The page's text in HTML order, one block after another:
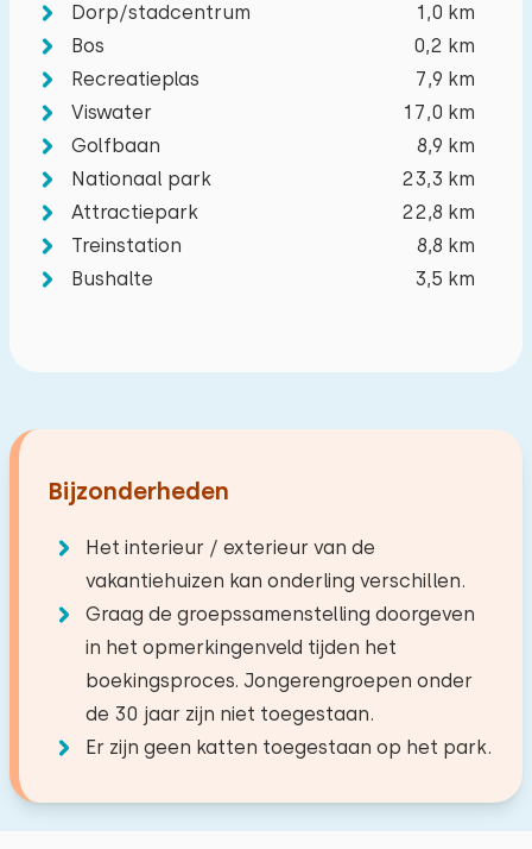
Aantal kinderen +
Aantal baby's +
Aantal huisdieren +
Bijzonderheden
Het interieur / exterieur van de
vakantiehuizen kan onderling verschillen.
Graag de groepssamenstelling doorgeven
in het opmerkingenveld tijden het
boekingsproces. Jongerengroepen onder
de 30 jaar zijn niet toegestaan.
Er zijn geen katten toegestaan op het park.
Dorp/stadcentrum
1,0 km
Bos
0,2 km
Recreatieplas
7,9 km
Viswater
17,0 km
Golfbaan
8,9 km
Nationaal park
23,3 km
Attractiepark
22,8 km
Treinstation
8,8 km
Bushalte
3,5 km